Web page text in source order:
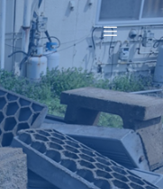
メイン